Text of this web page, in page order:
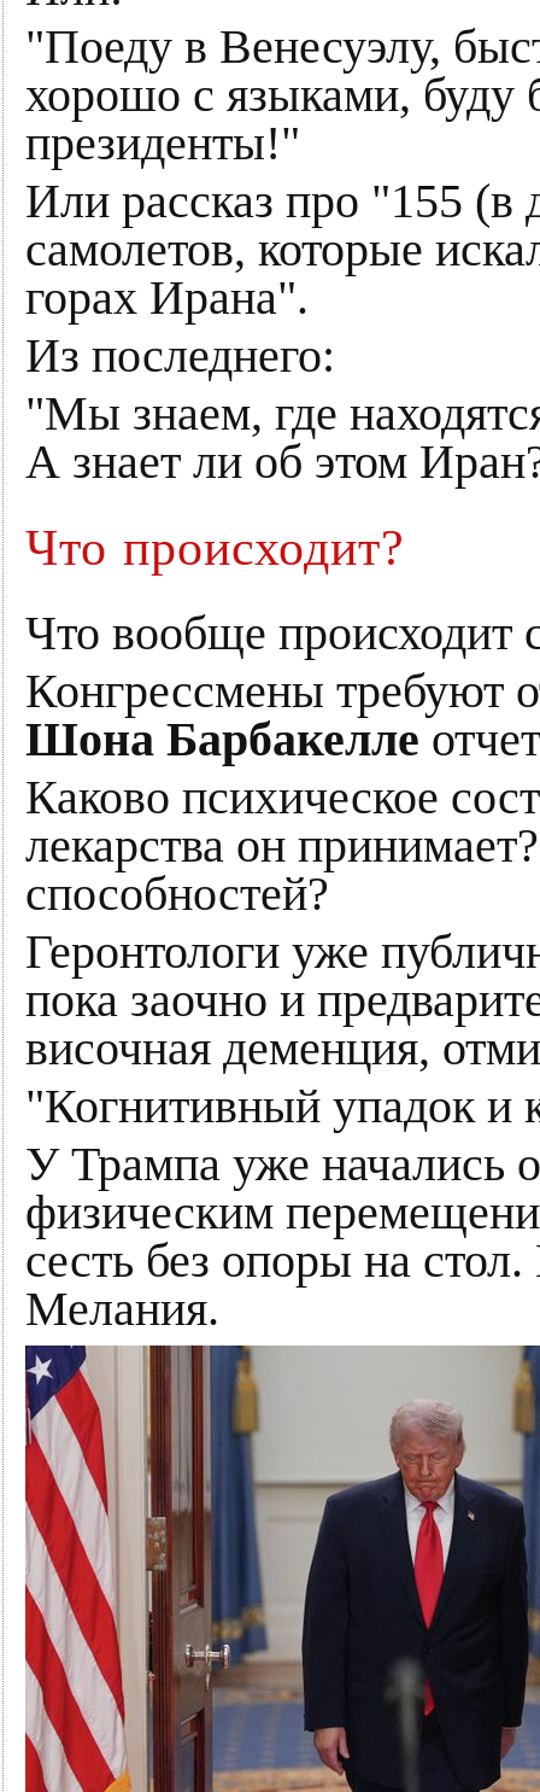
"Поеду в Венесуэлу,
хорошо с языками, буду
президенты!"
Или рассказ про "155 (в
самолетов, которые
горах Ирана".
Из последнего:
"Мы знаем, где
А знает ли об этом
Что происходит?
Что вообще
Конгрессмены требуют
Шона Барбакелле
Каково психическое
лекарства он
способностей?
Геронтологи уже
пока заочно и
височная деменция,
"Когнитивный упадок и
У Трампа уже начались
физическим
сесть без опоры на
Мелания.